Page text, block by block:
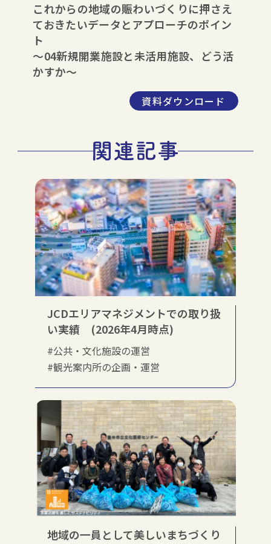
これからの地域の賑わいづくりに押さえ
ておきたいデータとアプローチのポイン
ト
～04新規開業施設と未活用施設、どう活
かすか～
資料ダウンロード
JCDエリアマネジメントでの取り扱
い実績 (2026年4月時点)
#公共・文化施設の運営
#観光案内所の企画・運営
地域の一員として美しいまちづくり